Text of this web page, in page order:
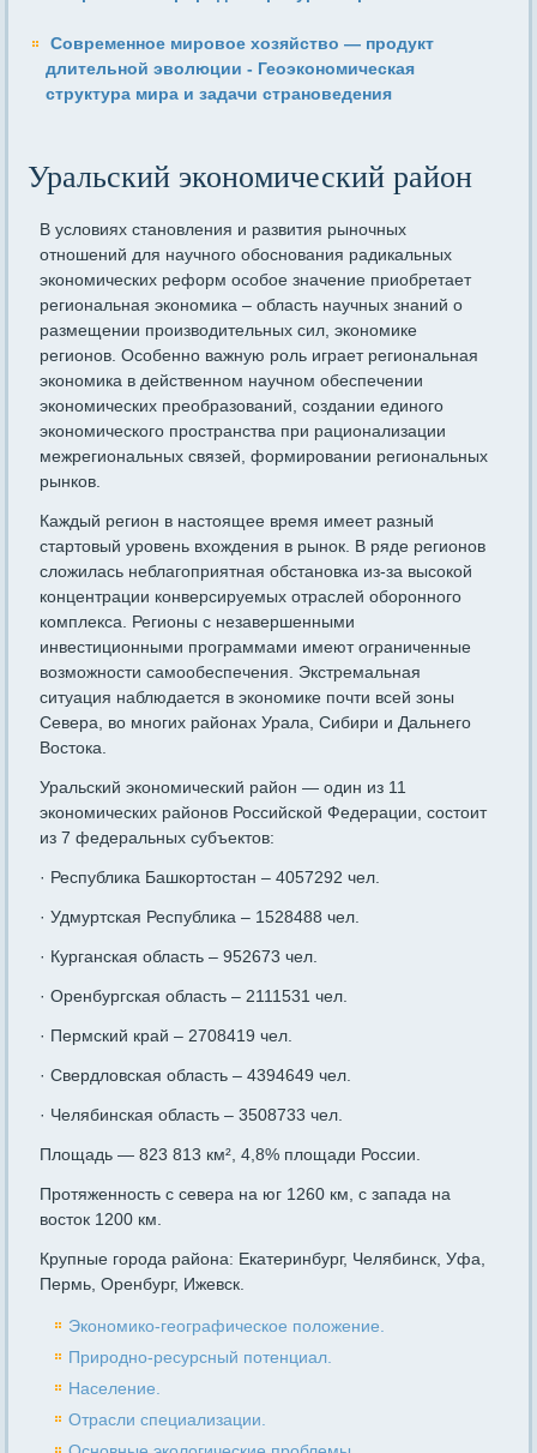
Современное мировое хозяйство — продукт
длительной эволюции - Геоэкономическая
структура мира и задачи страноведения
Уральский экономический район
В условиях становления и развития рыночных
отношений для научного обоснования радикальных
экономических реформ особое значение приобретает
региональная экономика – область научных знаний о
размещении производительных сил, экономике
регионов. Особенно важную роль играет региональная
экономика в действенном научном обеспечении
экономических преобразований, создании единого
экономического пространства при рационализации
межрегиональных связей, формировании региональных
рынков.
Каждый регион в настоящее время имеет разный
стартовый уровень вхождения в рынок. В ряде регионов
сложилась неблагоприятная обстановка из-за высокой
концентрации конверсируемых отраслей оборонного
комплекса. Регионы с незавершенными
инвестиционными программами имеют ограниченные
возможности самообеспечения. Экстремальная
ситуация наблюдается в экономике почти всей зоны
Севера, во многих районах Урала, Сибири и Дальнего
Востока.
Уральский экономический район — один из 11
экономических районов Российской Федерации, состоит
из 7 федеральных субъектов:
· Республика Башкортостан – 4057292 чел.
· Удмуртская Республика – 1528488 чел.
· Курганская область – 952673 чел.
· Оренбургская область – 2111531 чел.
· Пермский край – 2708419 чел.
· Свердловская область – 4394649 чел.
· Челябинская область – 3508733 чел.
Площадь — 823 813 км², 4,8% площади России.
Протяженность с севера на юг 1260 км, с запада на
восток 1200 км.
Крупные города района: Екатеринбург, Челябинск, Уфа,
Пермь, Оренбург, Ижевск.
Экономико-географическое положение.
Природно-ресурсный потенциал.
Население.
Отрасли специализации.